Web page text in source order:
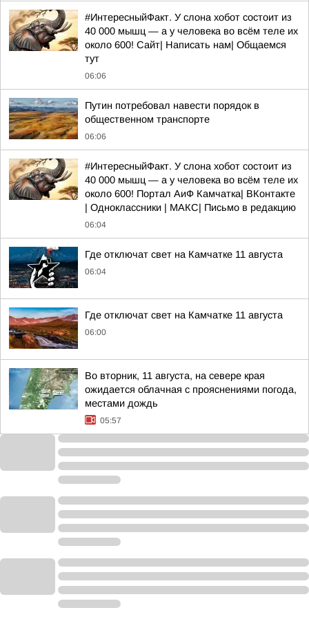
#ИнтересныйФакт. У слона хобот состоит из
40 000 мышц — а у человека во всём теле их
около 600! Сайт| Написать нам| Общаемся
тут
06:06
Путин потребовал навести порядок в
общественном транспорте
06:06
#ИнтересныйФакт. У слона хобот состоит из
40 000 мышц — а у человека во всём теле их
около 600! Портал АиФ Камчатка| ВКонтакте
| Одноклассники | MАКС| Письмо в редакцию
06:04
Где отключат свет на Камчатке 11 августа
06:04
Где отключат свет на Камчатке 11 августа
06:00
Во вторник, 11 августа, на севере края
ожидается облачная с прояснениями погода,
местами дождь
05:57